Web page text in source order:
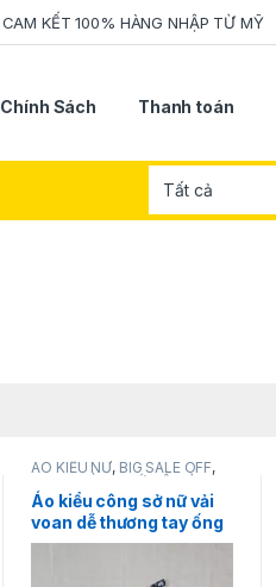
CAM KẾT 100% HÀNG NHẬP TỪ MỸ
Chính Sách Thanh toán
ÁO KIỂU NỮ, BIG SALE OFF,
HÀNG MỚI VỀ
SẢN
PHẨM KHUYẾN MÃI ,THỜI
TRANG NỮ
Áo kiểu công sở nữ vải
voan dễ thương tay ống
loe hiệu CeCe size XS